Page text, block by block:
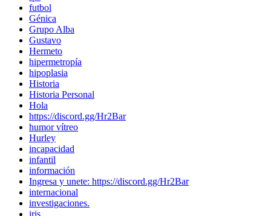
futbol
Génica
Grupo Alba
Gustavo
Hermeto
hipermetropía
hipoplasia
Historia
Historia Personal
Hola
https://discord.gg/Hr2Bar
humor vítreo
Hurley
incapacidad
infantil
información
Ingresa y unete: https://discord.gg/Hr2Bar
internacional
investigaciones.
iris